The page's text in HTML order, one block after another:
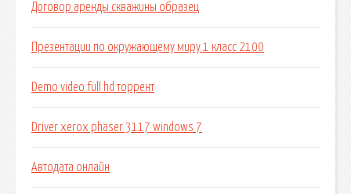
Договор аренды скважины образец
Презентации по окружающему миру 1 класс 2100
Demo video full hd торрент
Driver xerox phaser 3117 windows 7
Автодата онлайн